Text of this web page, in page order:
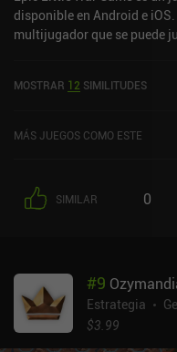
disponible en Android e
multijugador que se puede
sobre 5,0 en la App Store de
MOSTRAR 12 SIMILITUDES
MÁS JUEGOS COMO ESTE
SIMILAR 0
#9
Estrategia
$3.99